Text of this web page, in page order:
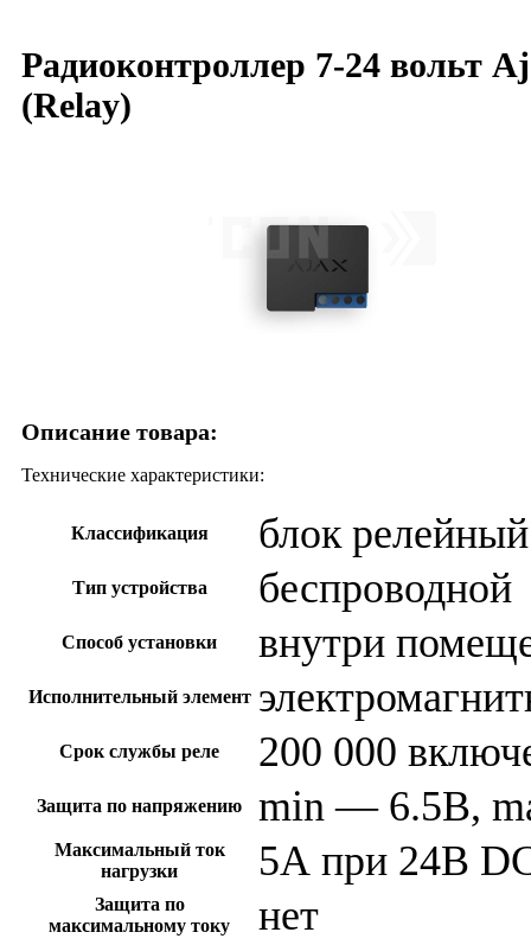
Радиоконтроллер 7-24 вольт
(Relay)
Описание товара:
Технические характеристики:
Классификация блок
Тип устройства беспроводной
Способ установки внутри
Исполнительный элемент
Срок службы реле 200 000
Защита по напряжению min — 6.5В,
Максимальный ток
нагрузки
5А при 24В
Защита по
максимальному току
нет